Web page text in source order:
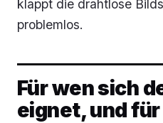
klappt die drahtlose
problemlos.
Für wen sich
eignet, und